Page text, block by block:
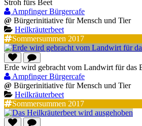
Stroh fürs Beet
Ampfinger Bürgercafe
@ Bürgerinitiative für Mensch und Tier
Heilkräuterbeet
Sommersummen 2017
Erde wird gebracht vom Landwirt für das
Ampfinger Bürgercafe
@ Bürgerinitiative für Mensch und Tier
Heilkräuterbeet
Sommersummen 2017